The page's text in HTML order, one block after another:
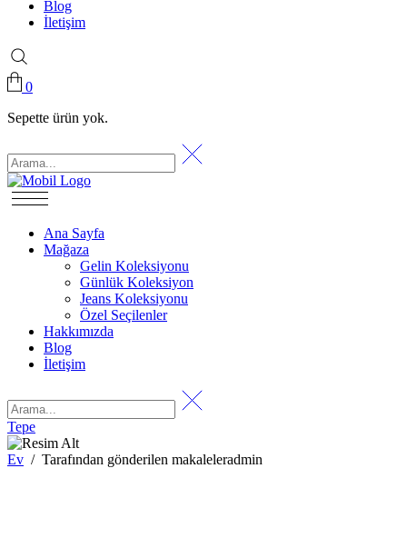
Blog
İletişim
0
Sepette ürün yok.
Ana Sayfa
Mağaza
Gelin Koleksiyonu
Günlük Koleksiyon
Jeans Koleksiyonu
Özel Seçilenler
Hakkımızda
Blog
İletişim
Tepe
Ev / Tarafından gönderilen makaleleradmin